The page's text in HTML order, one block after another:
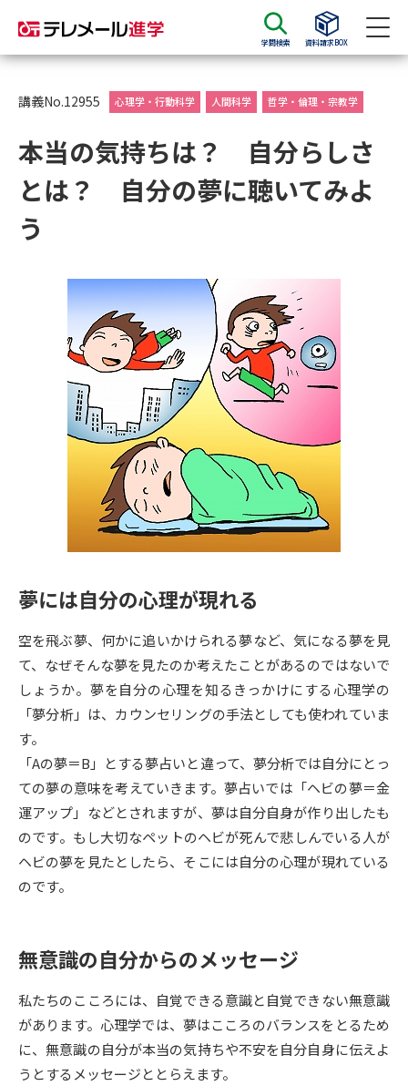
学問検索 資料請求BOX
資料請求 資料検索
大学・短大の資料種類から請求
大学パンフ
過去問題集
大学・短大以外の資料から請求
専門学校の資料請求 大学院の資料請求
留学・進学関連、塾・予備校
大学入学共通テスト「受験案
内」の請求
大学入学共通テスト「受験上の
配慮案内」の請求
高等学校卒業程度認定試験
高等学校（情報）教員資格認定
大学研究 大学検索
大学で学べる内容や特徴を調べる
新増設大学・学部・学科特集
国際・グローバルに強い大学特
集
データサイエンス特集 奨学金・特待生制度特集
新学年スタート号特集ページ
（高3生用）
（高2生用）
SELFBRAND特集ページ
オープンキャンパスなどを調べる
講義No.12955 心理学・行動科学 人間科学 哲学・倫理・宗教学
本当の気持ちは？ 自分らしさ
とは？ 自分の夢に聴いてみよ
う
夢には自分の心理が現れる
空を飛ぶ夢、何かに追いかけられる夢など、気になる夢を見
て、なぜそんな夢を見たのか考えたことがあるのではないで
しょうか。夢を自分の心理を知るきっかけにする心理学の
「夢分析」は、カウンセリングの手法としても使われていま
す。
「Aの夢＝B」とする夢占いと違って、夢分析では自分にとっ
ての夢の意味を考えていきます。夢占いでは「ヘビの夢＝金
運アップ」などとされますが、夢は自分自身が作り出したも
のです。もし大切なペットのヘビが死んで悲しんでいる人が
ヘビの夢を見たとしたら、そこには自分の心理が現れている
のです。
無意識の自分からのメッセージ
私たちのこころには、自覚できる意識と自覚できない無意識
があります。心理学では、夢はこころのバランスをとるため
に、無意識の自分が本当の気持ちや不安を自分自身に伝えよ
うとするメッセージととらえます。